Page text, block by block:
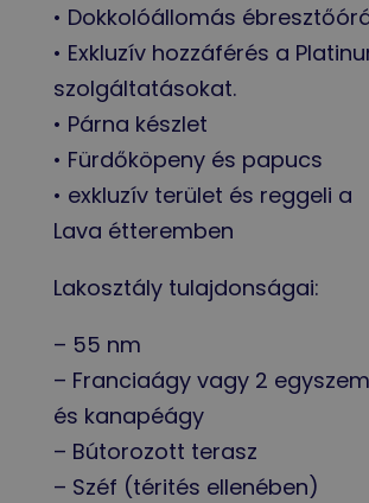
• Dokkolóállomás
• Exkluzív hozzáférés a
szolgáltatásokat.
• Párna készlet
• Fürdőköpeny és papucs
• exkluzív terület és reggeli a
Lava étteremben
Lakosztály tulajdonságai:
– 55 nm
– Franciaágy vagy 2
és kanapéágy
– Bútorozott terasz
– Széf (térités ellenében)